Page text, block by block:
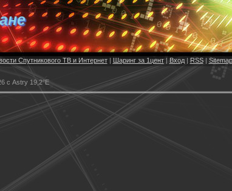
Спутникового ТВ и Интернет| Шаринг за 1цент|Вход| RSS| Sitemap
с Astry 19,2°E